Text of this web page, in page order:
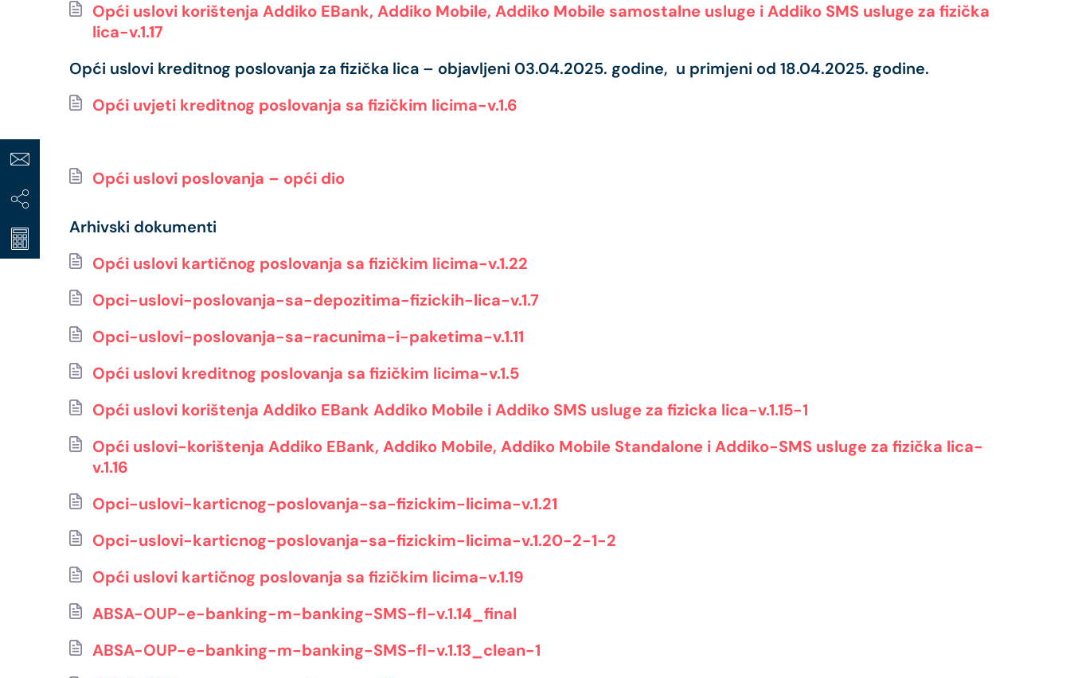
Opći uslovi korištenja Addiko EBank, Addiko Mobile, Addiko Mobile samostalne usluge i Addiko SMS usluge za fizička
lica-v.1.17
Opći uslovi kreditnog poslovanja za fizička lica – objavljeni 03.04.2025. godine, u primjeni od 18.04.2025. godine.
Opći uvjeti kreditnog poslovanja sa fizičkim licima-v.1.6
Opći uslovi poslovanja – opći dio
Arhivski dokumenti
Opći uslovi kartičnog poslovanja sa fizičkim licima-v.1.22
Opci-uslovi-poslovanja-sa-depozitima-fizickih-lica-v.1.7
Opci-uslovi-poslovanja-sa-racunima-i-paketima-v.1.11
Opći uslovi kreditnog poslovanja sa fizičkim licima-v.1.5
Opći uslovi korištenja Addiko EBank Addiko Mobile i Addiko SMS usluge za fizicka lica-v.1.15-1
Opći uslovi-korištenja Addiko EBank, Addiko Mobile, Addiko Mobile Standalone i Addiko-SMS usluge za fizička lica-
v.1.16
Opci-uslovi-karticnog-poslovanja-sa-fizickim-licima-v.1.21
Opci-uslovi-karticnog-poslovanja-sa-fizickim-licima-v.1.20-2-1-2
Opći uslovi kartičnog poslovanja sa fizičkim licima-v.1.19
ABSA-OUP-e-banking-m-banking-SMS-fl-v.1.14_final
ABSA-OUP-e-banking-m-banking-SMS-fl-v.1.13_clean-1